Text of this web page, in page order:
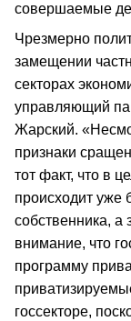
совершаемые
Чрезмерно
замещении
секторах
управляющий
Жарский.
признаки
тот факт, что в
происходит уже
собственника, а
внимание, что
программу
госсекторе,